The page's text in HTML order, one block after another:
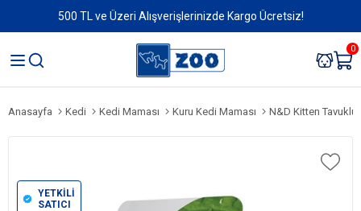
500 TL ve Üzeri Alışverişlerinizde Kargo Ücretsiz!
0
Anasayfa Kedi Kedi Maması Kuru Kedi Maması N&D Kitten Tavuklu
YETKİLİ
SATICI